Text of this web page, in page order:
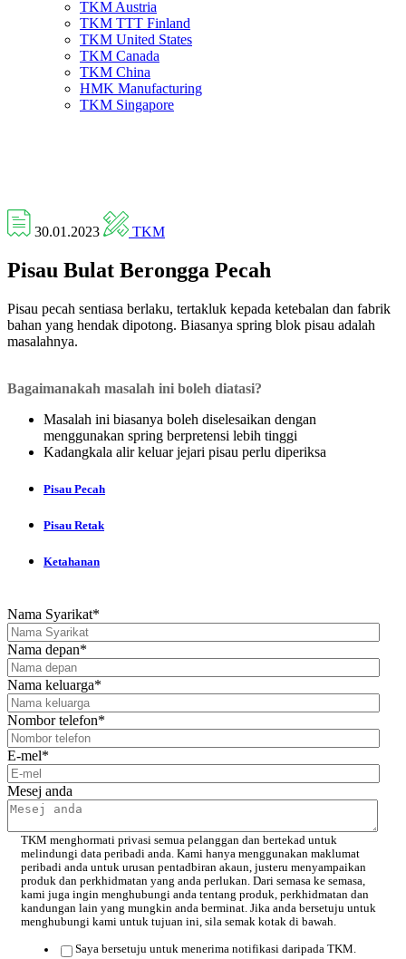
TKM Austria
TKM TTT Finland
TKM United States
TKM Canada
TKM China
HMK Manufacturing
TKM Singapore
30.01.2023 TKM
Pisau Bulat Berongga Pecah
Pisau pecah sentiasa berlaku, tertakluk kepada ketebalan dan fabrik
bahan yang hendak dipotong. Biasanya spring blok pisau adalah
masalahnya.
Bagaimanakah masalah ini boleh diatasi?
Masalah ini biasanya boleh diselesaikan dengan
menggunakan spring berpretensi lebih tinggi
Kadangkala alir keluar jejari pisau perlu diperiksa
Pisau Pecah
Pisau Retak
Ketahanan
Nama Syarikat*
Nama depan*
Nama keluarga*
Nombor telefon*
E-mel*
Mesej anda
TKM menghormati privasi semua pelanggan dan bertekad untuk
melindungi data peribadi anda. Kami hanya menggunakan maklumat
peribadi anda untuk urusan pentadbiran akaun, justeru menyampaikan
produk dan perkhidmatan yang anda perlukan. Dari semasa ke semasa,
kami juga ingin menghubungi anda tentang produk, perkhidmatan dan
kandungan lain yang mungkin anda berminat. Jika anda bersetuju untuk
menghubungi kami untuk tujuan ini, sila semak kotak di bawah.
Saya bersetuju untuk menerima notifikasi daripada TKM.